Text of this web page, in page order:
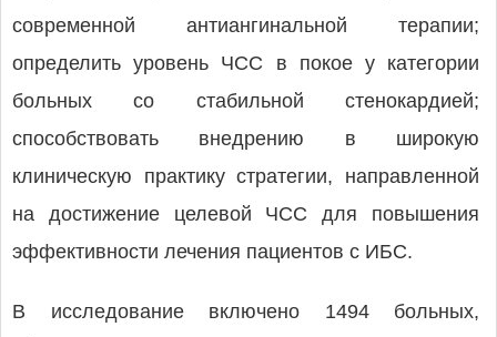
современной антиангинальной терапии;
определить уровень ЧСС в покое у категории
больных со стабильной стенокардией;
способствовать внедрению в широкую
клиническую практику стратегии, направленной
на достижение целевой ЧСС для повышения
эффективности лечения пациентов с ИБС.
В исследование включено 1494 больных,